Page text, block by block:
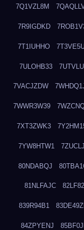
7Q1VZL8M
7R9IGDKD
7T1IUHHO
7ULOHB33
7VACJZDW
7WWR3W39
7XT3ZWK3
7YW8HTW1
80NDABQJ
81NLFAJC
839R94B1
84ZPYENJ